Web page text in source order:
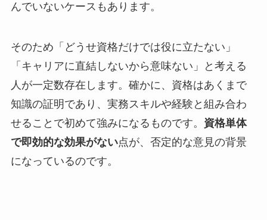
んでいないケースもあります。
そのため「どうせ資格だけでは役に立たない」
「キャリアに直結しないから意味ない」と考える
人が一定数存在します。確かに、資格はあくまで
知識の証明であり、実務スキルや経験と組み合わ
せることで初めて強みになるものです。 資格単体
で即効的な効果がない点が、否定的な意見の背景
になっているのです。